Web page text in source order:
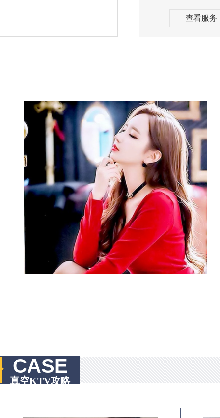
查看服务
CASE
真空KTV攻略